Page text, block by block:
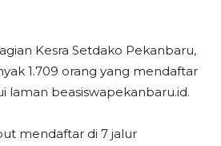
Kesra Setdako Pekanbaru,
1.709 orang yang mendaftar
laman beasiswapekanbaru.id.
mendaftar di 7 jalur